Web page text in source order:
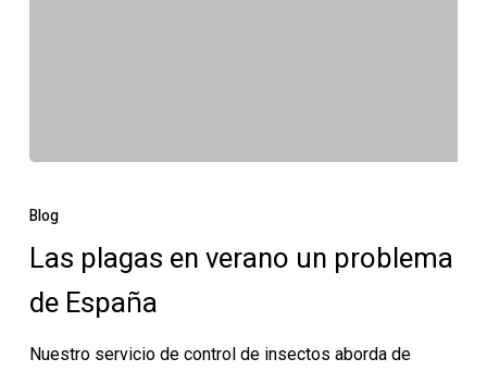
plagas
verano
un
de
Blog
Las plagas en verano un problema
de España
Nuestro servicio de control de insectos aborda de